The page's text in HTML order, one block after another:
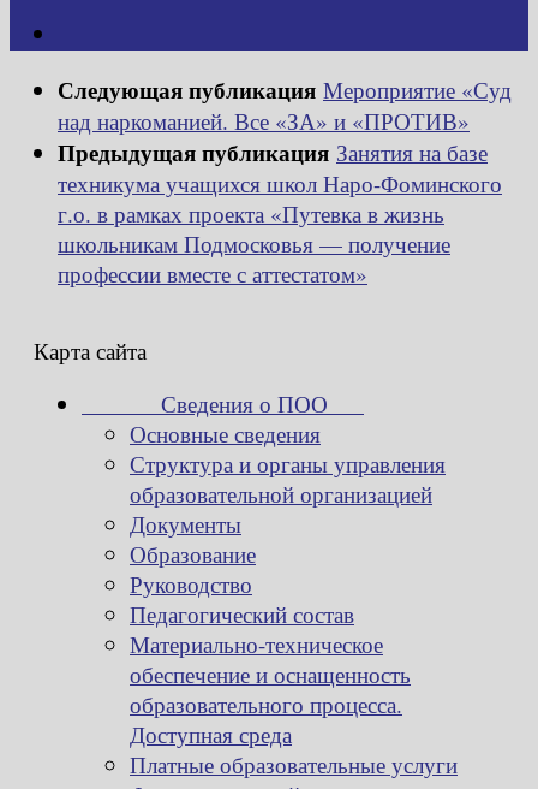
Следующая публикация Мероприятие «Суд
над наркоманией. Все «ЗА» и «ПРОТИВ»
Предыдущая публикация Занятия на базе
техникума учащихся школ Наро-Фоминского
г.о. в рамках проекта «Путевка в жизнь
школьникам Подмосковья — получение
профессии вместе с аттестатом»
Карта сайта
Сведения о ПОО
Основные сведения
Структура и органы управления
образовательной организацией
Документы
Образование
Руководство
Педагогический состав
Материально-техническое
обеспечение и оснащенность
образовательного процесса.
Доступная среда
Платные образовательные услуги